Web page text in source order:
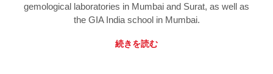
gemological laboratories in Mumbai and Surat, as well as
the GIA India school in Mumbai.
続きを読む